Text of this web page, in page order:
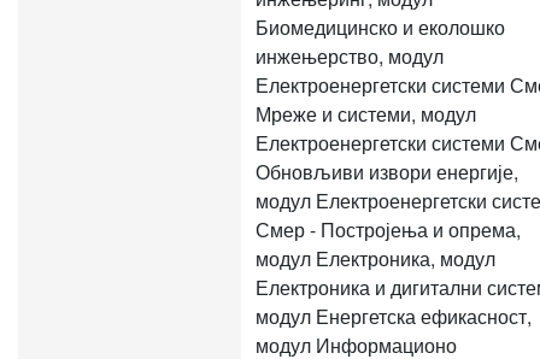
Биомедицинско и еколошко
инжењерство, модул
Електроенергетски системи
Мреже и системи, модул
Електроенергетски системи
Обновљиви извори енергије,
модул Електроенергетски
Смер - Постројења и опрема,
модул Електроника, модул
Електроника и дигитални
модул Енергетска ефикасност,
модул Информационо